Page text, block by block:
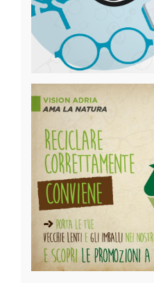
Corsi di
Sono aperte le iscrizioni ai
Pubblicato il 12-04-2019
Categoria:Eventi